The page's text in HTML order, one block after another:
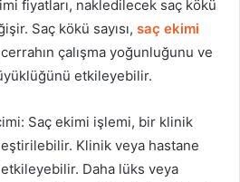
fiyatları, nakledilecek saç kökü
Saç kökü sayısı, saç ekimi
çalışma yoğunluğunu ve
etkileyebilir.
Saç ekimi işlemi, bir klinik
Klinik veya hastane
Daha lüks veya